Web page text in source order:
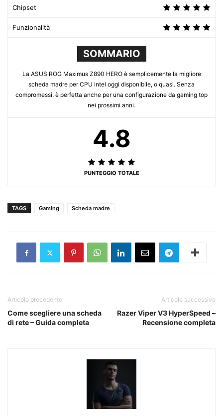
Chipset
Funzionalità
SOMMARIO
La ASUS ROG Maximus Z890 HERO è semplicemente la migliore
scheda madre per CPU Intel oggi disponibile, o quasi. Senza
compromessi, è perfetta anche per una configurazione da gaming top
nei prossimi anni.
4.8
PUNTEGGIO TOTALE
TAGS Gaming Scheda madre
Articolo precedente
Come scegliere una scheda
di rete – Guida completa
Articolo successivo
Razer Viper V3 HyperSpeed –
Recensione completa